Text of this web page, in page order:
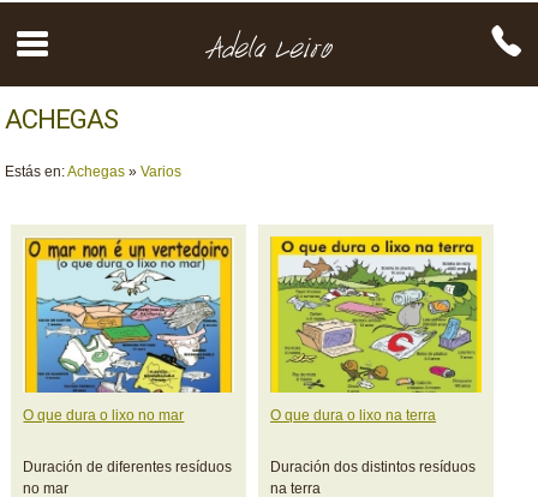
ACHEGAS
Estás en:Achegas »Varios
O que dura o lixo no mar
Duración de diferentes resíduos
no mar
O que dura o lixo na terra
Duración dos distintos resíduos
na terra